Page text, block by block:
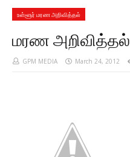
உள்ளூர் மரண அறிவித்தல்
மரண அறிவித்தல்
GPM MEDIA March 24, 2012